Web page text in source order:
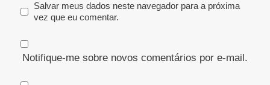
Salvar meus dados neste navegador para a próxima
vez que eu comentar.
Notifique-me sobre novos comentários por e-mail.